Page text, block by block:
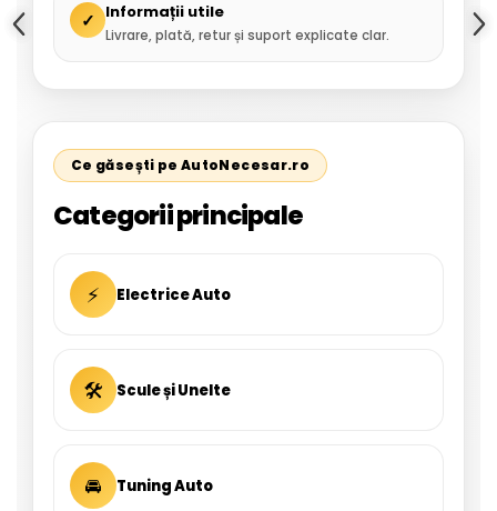
✓ Informații utile
Livrare, plată, retur și suport explicate clar.
Ce găsești pe AutoNecesar.ro
Categorii principale
⚡ Electrice Auto
🛠 Scule și Unelte
🚘 Tuning Auto